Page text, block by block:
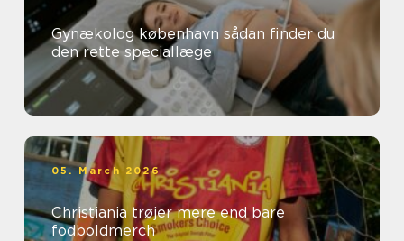
Gynækolog københavn sådan finder du
den rette speciallæge
05. March 2026
Christiania trøjer mere end bare
fodboldmerch